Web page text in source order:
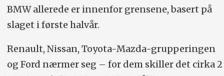
BMW allerede er innenfor grensene, basert på
slaget i første halvår.
Renault, Nissan, Toyota-Mazda-grupperingen
og Ford nærmer seg – for dem skiller det cirka 2